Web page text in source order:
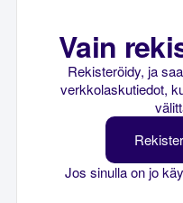
Vain
Rekisteröidy, ja
verkkolaskutiedot,
Jos sinulla on jo